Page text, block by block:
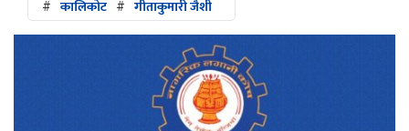
# कालिकोट # गीताकुमारी जैशी